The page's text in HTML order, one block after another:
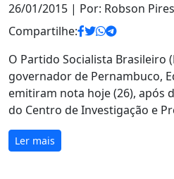
26/01/2015 | Por: Robson
Compartilhe:
O Partido Socialista Brasileiro
governador de Pernambuco,
emitiram nota hoje (26), após
do Centro de Investigação e
Ler mais